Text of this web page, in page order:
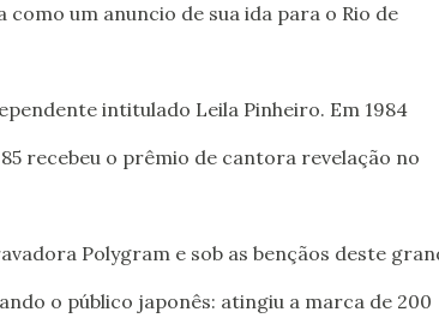
um anuncio de sua ida para o Rio de
intitulado Leila Pinheiro. Em 1984
recebeu o prêmio de cantora revelação no
Polygram e sob as bençãos deste
o público japonês: atingiu a marca de 200